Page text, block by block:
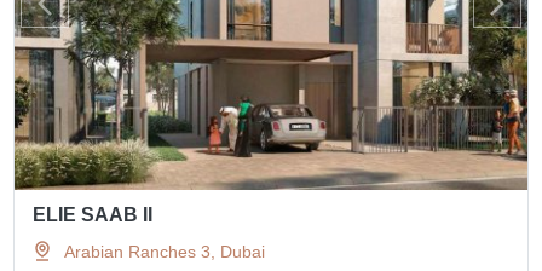
ELIE SAAB II
Arabian Ranches 3, Dubai